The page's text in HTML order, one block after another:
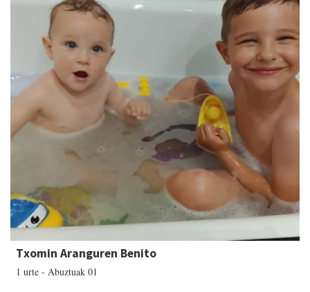
Txomin Aranguren Benito
1 urte - Abuztuak 01